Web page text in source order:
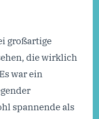
großartige
die wirklich
war ein
spannende als